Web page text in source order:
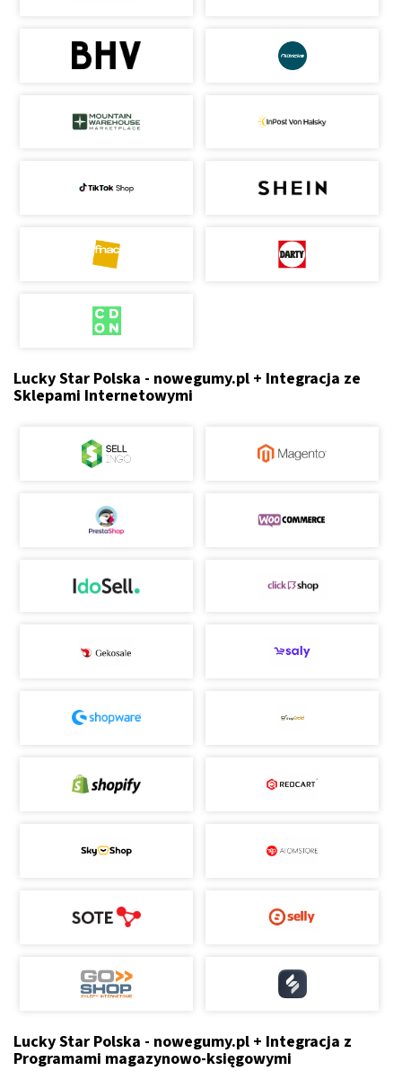
Lucky Star Polska - nowegumy.pl + Integracja ze
Sklepami Internetowymi
Lucky Star Polska - nowegumy.pl + Integracja z
Programami magazynowo-księgowymi